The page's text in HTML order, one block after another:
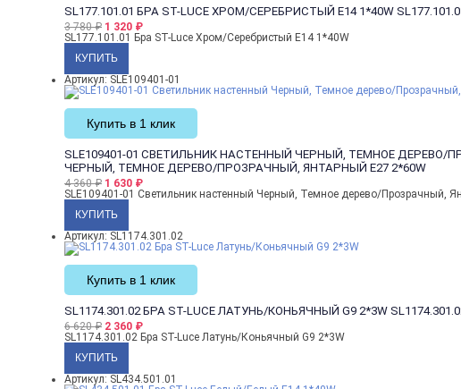
SL177.101.01 БРА ST-LUCE ХРОМ/СЕРЕБРИСТЫЙ E14 1*40W
3 780₽ 1 320 ₽
SL177.101.01 Бра ST-Luce Хром/Серебристый E14 1*40W
Артикул: SLE109401-01
Купить в 1 клик
SLE109401-01 СВЕТИЛЬНИК НАСТЕННЫЙ ЧЕРНЫЙ, ТЕМНОЕ ДЕРЕВО/
ЧЕРНЫЙ, ТЕМНОЕ ДЕРЕВО/ПРОЗРАЧНЫЙ, ЯНТАРНЫЙ E27 2*60W
4 360₽ 1 630 ₽
SLE109401-01 Светильник настенный Черный, Темное дерево/Прозрачный,
Артикул: SL1174.301.02
Купить в 1 клик
SL1174.301.02 БРА ST-LUCE ЛАТУНЬ/КОНЬЯЧНЫЙ G9 2*3W
6 620₽ 2 360 ₽
SL1174.301.02 Бра ST-Luce Латунь/Коньячный G9 2*3W
Артикул: SL434.501.01